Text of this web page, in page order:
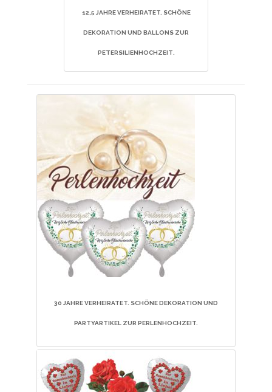
12,5 JAHRE VERHEIRATET. SCHÖNE
DEKORATION UND BALLONS ZUR
PETERSILIENHOCHZEIT
30 JAHRE VERHEIRATET. SCHÖNE DEKORATION UND
PARTYARTIKEL ZUR PERLENHOCHZEIT.